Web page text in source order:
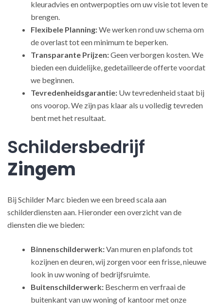
kleuradvies en ontwerpopties om uw visie tot leven te
brengen.
Flexibele Planning:We werken rond uw schema om
de overlast tot een minimum te beperken.
Transparante Prijzen:Geen verborgen kosten. We
bieden een duidelijke, gedetailleerde offerte voordat
we beginnen.
Tevredenheidsgarantie: Uw tevredenheid staat bij
ons voorop. We zijn pas klaar als u volledig tevreden
bent met het resultaat.
Schildersbedrijf
Zingem
Bij Schilder Marc bieden we een breed scala aan
schilderdiensten aan. Hieronder een overzicht van de
diensten die we bieden:
Binnenschilderwerk:Van muren en plafonds tot
kozijnen en deuren, wij zorgen voor een frisse, nieuwe
look in uw woning of bedrijfsruimte.
Buitenschilderwerk: Bescherm en verfraai de
buitenkant van uw woning of kantoor met onze